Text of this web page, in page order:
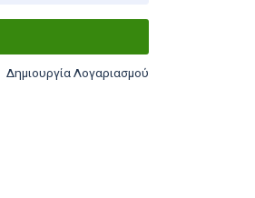
Δημιουργία Λογαριασμού